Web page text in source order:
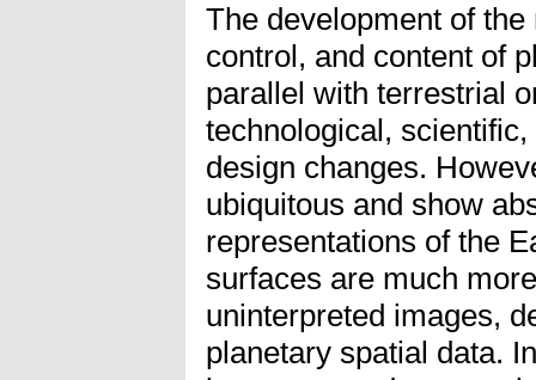
The development of
control, and content of
parallel with terrestrial
technological,
design changes.
ubiquitous and show
representations of the
surfaces are much
uninterpreted images,
planetary spatial data.